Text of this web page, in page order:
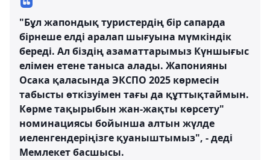
"Бұл жапондық туристердің бір сапарда
бірнеше елді аралап шығуына мүмкіндік
береді. Ал біздің азаматтарымыз Күншығыс
елімен етене таныса алады. Жапонияны
Осака қаласында ЭКСПО 2025 көрмесін
табысты өткізуімен тағы да құттықтаймын.
Көрме тақырыбын жан-жақты көрсету"
номинациясы бойынша алтын жүлде
иеленгендеріңізге қуаныштымыз", - деді
Мемлекет басшысы.